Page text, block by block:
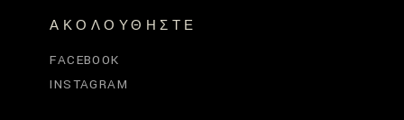
ΑΚΟΛΟΥΘΉΣΤΕ
FACEBOOK
INSTAGRAM